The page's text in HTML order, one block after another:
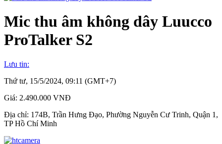
Mic thu âm không dây Luucco
ProTalker S2
Lưu tin:
Thứ tư, 15/5/2024, 09:11 (GMT+7)
Giá: 2.490.000 VNĐ
Địa chỉ: 174B, Trần Hưng Đạo, Phường Nguyễn Cư Trinh, Quận 1,
TP Hồ Chí Minh